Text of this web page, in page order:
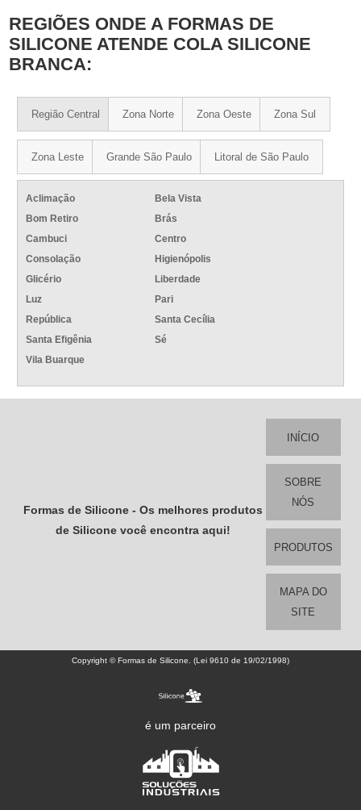
REGIÕES ONDE A FORMAS DE
SILICONE ATENDE COLA SILICONE
BRANCA:
Região Central Zona Norte Zona Oeste Zona Sul
Zona Leste Grande São Paulo Litoral de São Paulo
Aclimação
Bela Vista
Bom Retiro
Brás
Cambuci
Centro
Consolação
Higienópolis
Glicério
Liberdade
Luz
Pari
República
Santa Cecília
Santa Efigênia
Sé
Vila Buarque
Formas de Silicone - Os melhores produtos
de Silicone você encontra aqui!
INÍCIO
SOBRE
NÓS
PRODUTOS
MAPA DO
SITE
Copyright © Formas de Silicone. (Lei 9610 de 19/02/1998)
é um parceiro